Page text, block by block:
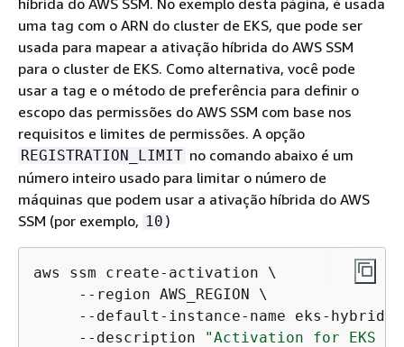
híbrida do AWS SSM. No exemplo desta página, é usada
uma tag com o ARN do cluster de EKS, que pode ser
usada para mapear a ativação híbrida do AWS SSM
para o cluster de EKS. Como alternativa, você pode
usar a tag e o método de preferência para definir o
escopo das permissões do AWS SSM com base nos
requisitos e limites de permissões. A opção
REGISTRATION_LIMIT no comando abaixo é um
número inteiro usado para limitar o número de
máquinas que podem usar a ativação híbrida do AWS
SSM (por exemplo, 10 )
aws ssm create-activation \
     --region AWS_REGION \
--default-instance-name eks-hybrid-
     --description
"Activation for EKS